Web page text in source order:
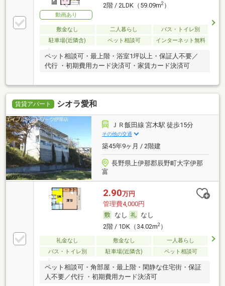
動画あり
2階 / 2LDK（59.09m2）
敷金なし 二人暮らし
バス・トイレ別
駐車場(近隣含)
ペット相談可 インターネット無料
ペット相談可・最上階・浴室1坪以上・保証人不要／
代行 ・初期費用カード決済可・家賃カード決済可
賃貸アパート シオラ愛和
ＪＲ飯田線 宮木駅 徒歩15分
その他の交通
築45年9ヶ月 / 2階建
長野県上伊那郡辰野町大字伊那
富
2.90万円
管理費4,000円
なし
なし
2階 / 1DK（34.02m2）
礼金なし 敷金なし
一人暮らし
バス・トイレ別
駐車場(近隣含) ペット相談可
ペット相談可・角部屋・最上階・閑静な住宅街・保証
人不要／代行 ・初期費用カード決済可